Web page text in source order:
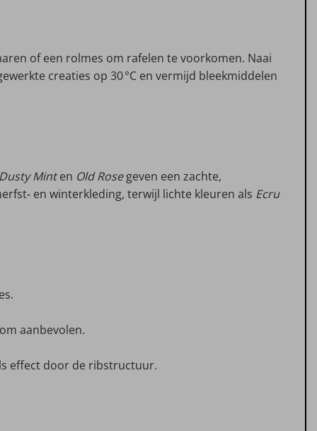
of een rolmes om rafelen te voorkomen. Naai
creaties op 30 °C en vermijd bleekmiddelen
Dusty Minten Old Rosegeven een zachte,
en winterkleding, terwijl lichte kleuren als Ecru
aanbevolen.
effect door de ribstructuur.